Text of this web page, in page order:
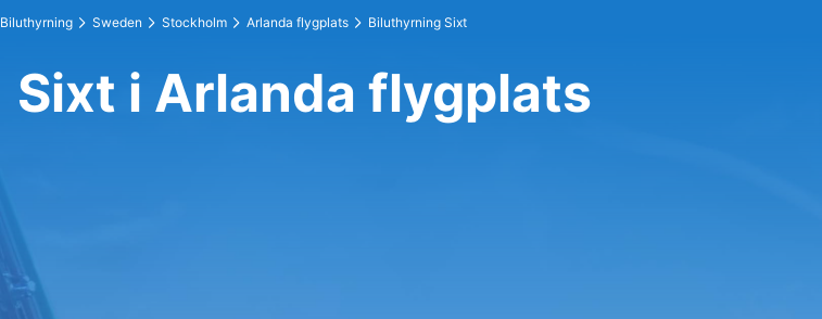
Biluthyrning Sweden Stockholm Arlanda flygplats Biluthyrning Sixt
Sixt i Arlanda flygplats